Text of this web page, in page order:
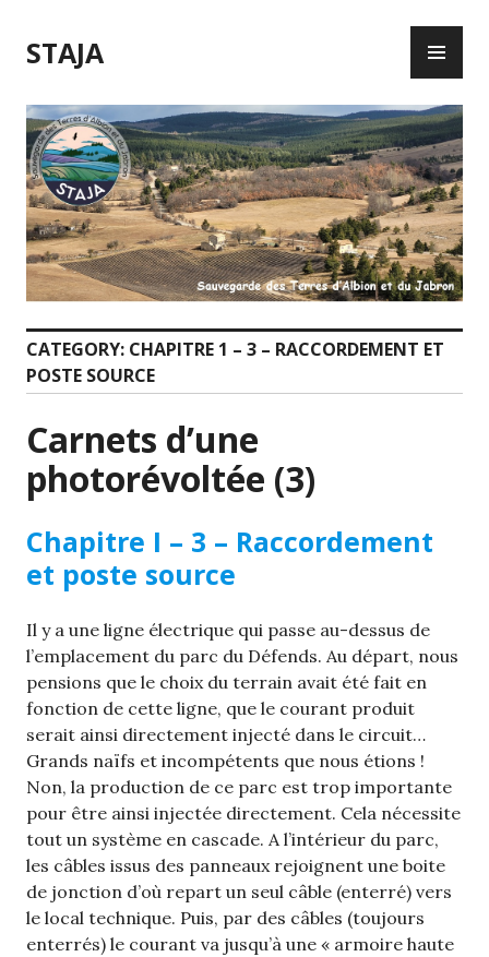
to
content
STAJA
CATEGORY: CHAPITRE 1 – 3 – RACCORDEMENT ET
POSTE SOURCE
Carnets d’une
photorévoltée (3)
Chapitre I – 3 – Raccordement
et poste source
Il y a une ligne électrique qui passe au-dessus de
l’emplacement du parc du Défends. Au départ, nous
pensions que le choix du terrain avait été fait en
fonction de cette ligne, que le courant produit
serait ainsi directement injecté dans le circuit…
Grands naïfs et incompétents que nous étions !
Non, la production de ce parc est trop importante
pour être ainsi injectée directement. Cela nécessite
tout un système en cascade. A l’intérieur du parc,
les câbles issus des panneaux rejoignent une boite
de jonction d’où repart un seul câble (enterré) vers
le local technique. Puis, par des câbles (toujours
enterrés) le courant va jusqu’à une « armoire haute